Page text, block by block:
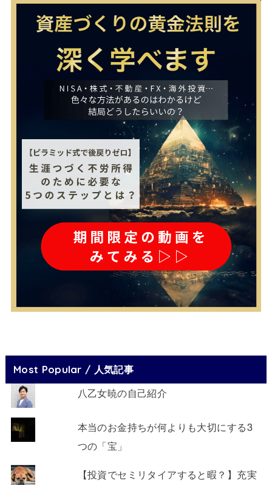
Most Popular / 人気記事
八乙女暁の自己紹介
本当のお金持ちが何よりも大切にする3
つの「宝」
【投資でセミリタイアすると暇？】充実